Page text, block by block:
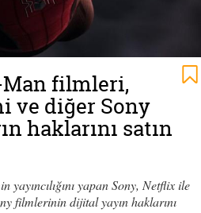
filmleri,
ve diğer Sony
haklarını satın
yapan Sony, Netflix ile
filmlerinin dijital yayın haklarını